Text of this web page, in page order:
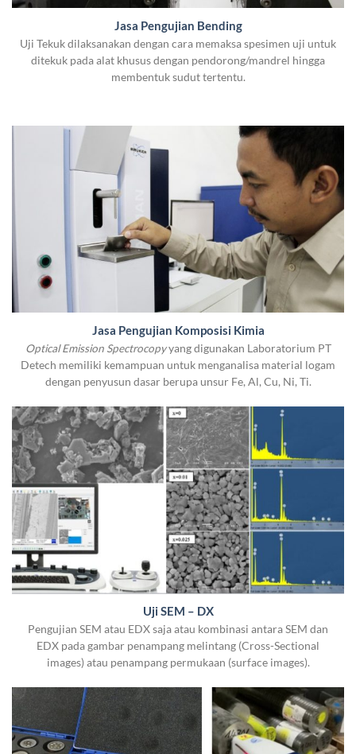
Jasa Pengujian Bending
Uji Tekuk dilaksanakan dengan cara memaksa spesimen uji untuk
ditekuk pada alat khusus dengan pendorong/mandrel hingga
membentuk sudut tertentu.
Jasa Pengujian Komposisi Kimia
Optical Emission Spectrocopyyang digunakan Laboratorium PT
Detech memiliki kemampuan untuk menganalisa material logam
dengan penyusun dasar berupa unsur Fe, Al, Cu, Ni, Ti.
Uji SEM – DX
Pengujian SEM atau EDX saja atau kombinasi antara SEM dan
EDX pada gambar penampang melintang (Cross-Sectional
images) atau penampang permukaan (surface images).